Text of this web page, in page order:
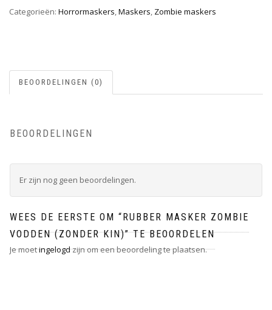
Categorieën: Horrormaskers,Maskers, Zombie maskers
BEOORDELINGEN (0)
BEOORDELINGEN
Er zijn nog geen beoordelingen.
WEES DE EERSTE OM “RUBBER MASKER ZOMBIE
VODDEN (ZONDER KIN)” TE BEOORDELEN
Je moetingelogdzijn om een beoordeling te plaatsen.